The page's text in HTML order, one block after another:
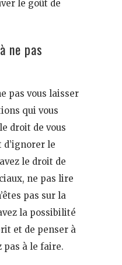
le goût de
ne pas
pas vous laisser
qui vous
droit de vous
le
le droit de
ne pas lire
pas sur la
la possibilité
et de penser à
pas à le faire.